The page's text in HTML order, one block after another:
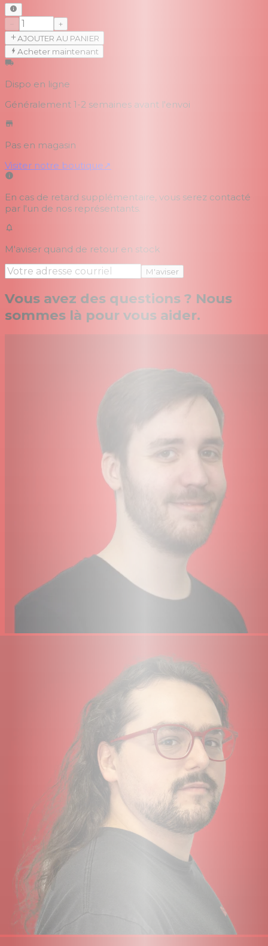
+
AJOUTER AU PANIER
Acheter maintenant
Dispo en ligne
Généralement 1-2 semaines avant l'envoi
Pas en magasin
Visiter notre boutique↗
En cas de retard supplémentaire, vous serez contacté
par l'un de nos représentants.
M'aviser quand de retour en stock
M'aviser
Vous avez des questions ? Nous
sommes là pour vous aider.